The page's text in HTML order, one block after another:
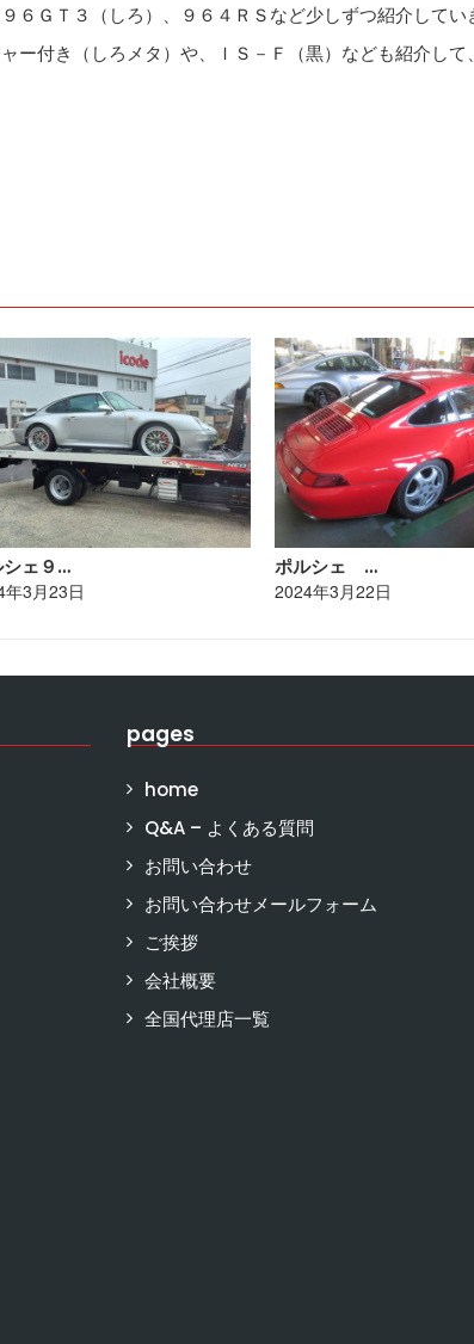
６ＧＴ３（しろ）、９６４ＲＳなど少しずつ紹介してい
ー付き（しろメタ）や、ＩＳ－Ｆ（黒）なども紹介して
シェ９…
年3月23日
ポルシェ …
2024年3月22日
pages
home
Q&A – よくある質問
お問い合わせ
お問い合わせメールフォーム
ご挨拶
会社概要
全国代理店一覧